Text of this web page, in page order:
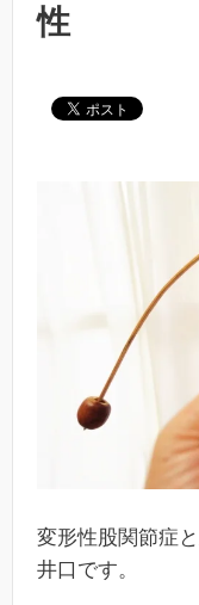
性
変形性股関節症
井口です。